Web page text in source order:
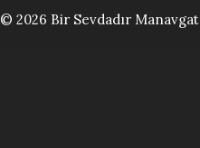
© 2026 Bir Sevdadır Manavgat